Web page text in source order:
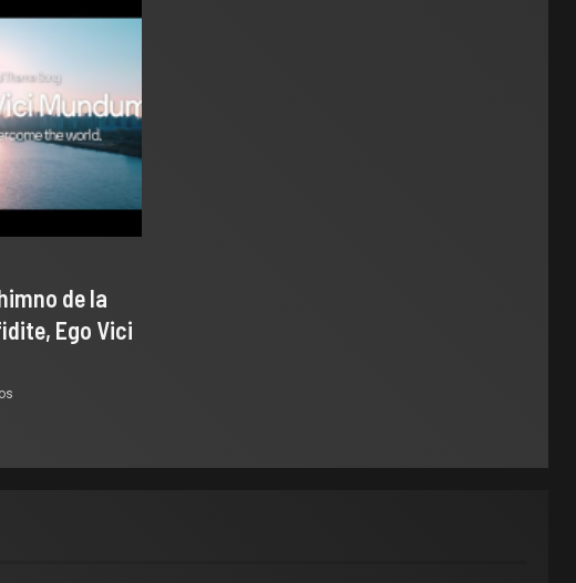
de la
Ego Vici